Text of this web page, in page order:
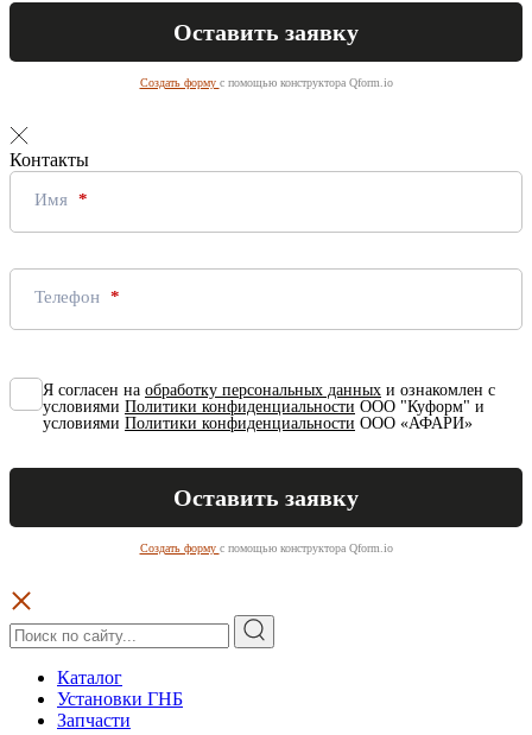
Создать форму с помощью конструктора Qform.io
Контакты
Имя
Телефон
Я согласен на обработку персональных данных и ознакомлен с
условиями Политики конфиденциальности ООО "Куформ" и
условиями Политики конфиденциальности ООО «АФАРИ»
Создать форму с помощью конструктора Qform.io
Каталог
Установки ГНБ
Запчасти